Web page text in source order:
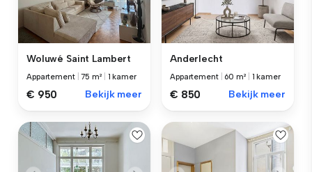
Woluwé Saint Lambert
Appartement |75 m² 1 kamer
€ 950 Bekijk meer
Anderlecht
Appartement 60 m² 1 kamer
€ 850 Bekijk meer